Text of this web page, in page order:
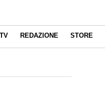
REDAZIONE STORE